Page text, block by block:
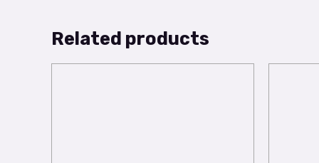
Related products